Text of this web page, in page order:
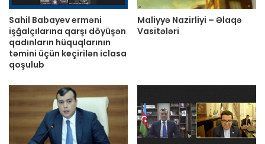
Sahil Babayev erməni
işğalçılarına qarşı döyüşən
qadınların hüquqlarının
təmini üçün keçirilən iclasa
qoşulub
Maliyyə Nazirliyi – Əlaqə
Vasitələri